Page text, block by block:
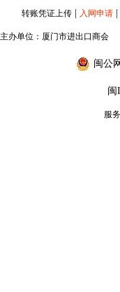
转账凭证上传| 入网申请|
主办单位：厦门市进出口商
闽公
闽
服